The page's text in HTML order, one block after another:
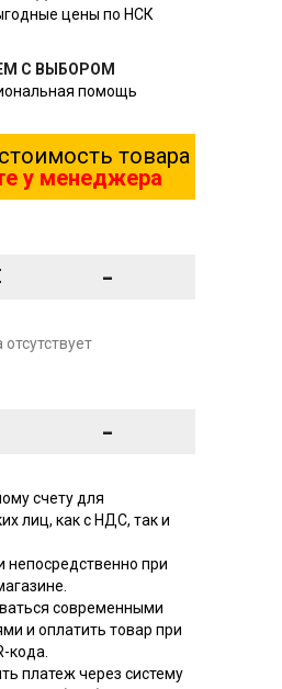
цены по НСК
С ВЫБОРОМ
помощь
товара
у менеджера
-
-
счету для
лиц, как с НДС, так и
непосредственно при
современными
и оплатить товар при
кода.
платеж через систему